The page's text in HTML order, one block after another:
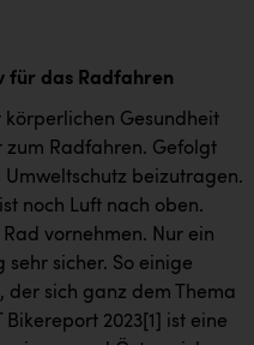
für das Radfahren
körperlichen Gesundheit
Radfahren. Gefolgt
Umweltschutz beizutragen.
noch Luft nach oben.
vornehmen. Nur ein
sehr sicher. So einige
der sich ganz dem Thema
Bikereport 2023 [1]
ist eine